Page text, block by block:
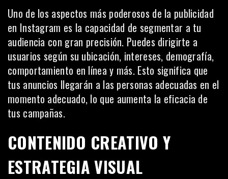
Uno de los aspectos más poderosos de la publicidad
en Instagram es la capacidad de segmentar a tu
audiencia con gran precisión. Puedes dirigirte a
usuarios según su ubicación, intereses, demografía,
comportamiento en línea y más. Esto significa que
tus anuncios llegarán a las personas adecuadas en el
momento adecuado, lo que aumenta la eficacia de
tus campañas.
CONTENIDO CREATIVO Y
ESTRATEGIA VISUAL